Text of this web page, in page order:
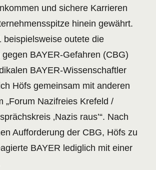
und sichere Karrieren
hinein gewährt.
beispielsweise outete die
BAYER-Gefahren (CBG)
BAYER-Wissenschaftler
Höfs gemeinsam mit anderen
„Forum Nazifreies Krefeld /
‚Nazis raus’“. Nach
Aufforderung der CBG, Höfs zu
BAYER lediglich mit einer